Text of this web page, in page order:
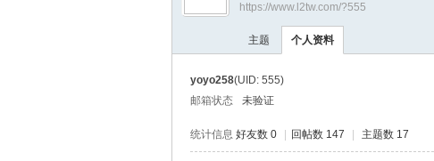
›
https://www.l2tw.com/?555
主题 个人资料
yoyo258(UID: 555)
邮箱状态
未验证
统计信息 好友数 0 回帖数 147 主题数 17